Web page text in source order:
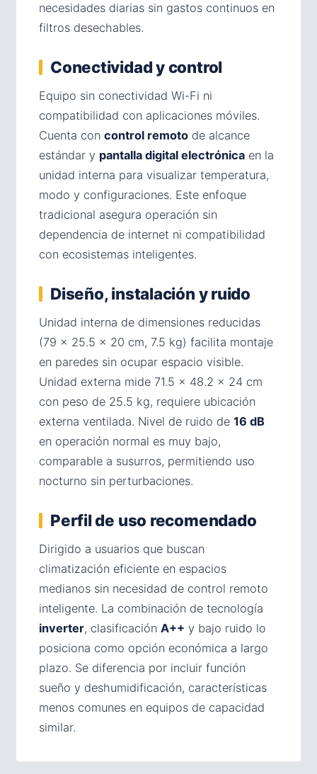
necesidades diarias sin gastos continuos en
filtros desechables.
Conectividad y control
Equipo sin conectividad Wi-Fi ni
compatibilidad con aplicaciones móviles.
Cuenta con control remoto de alcance
estándar y pantalla digital electrónica en la
unidad interna para visualizar temperatura,
modo y configuraciones. Este enfoque
tradicional asegura operación sin
dependencia de internet ni compatibilidad
con ecosistemas inteligentes.
Diseño, instalación y ruido
Unidad interna de dimensiones reducidas
(79 × 25.5 × 20 cm, 7.5 kg) facilita montaje
en paredes sin ocupar espacio visible.
Unidad externa mide 71.5 × 48.2 × 24 cm
con peso de 25.5 kg, requiere ubicación
externa ventilada. Nivel de ruido de 16 dB
en operación normal es muy bajo,
comparable a susurros, permitiendo uso
nocturno sin perturbaciones.
Perfil de uso recomendado
Dirigido a usuarios que buscan
climatización eficiente en espacios
medianos sin necesidad de control remoto
inteligente. La combinación de tecnología
inverter, clasificación A++ y bajo ruido lo
posiciona como opción económica a largo
plazo. Se diferencia por incluir función
sueño y deshumidificación, características
menos comunes en equipos de capacidad
similar.